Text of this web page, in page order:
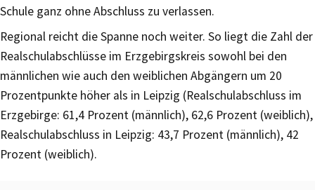
Schule ganz ohne Abschluss zu verlassen.
Regional reicht die Spanne noch weiter. So liegt die Zahl der
Realschulabschlüsse im Erzgebirgskreis sowohl bei den
männlichen wie auch den weiblichen Abgängern um 20
Prozentpunkte höher als in Leipzig (Realschulabschluss im
Erzgebirge: 61,4 Prozent (männlich), 62,6 Prozent (weiblich),
Realschulabschluss in Leipzig: 43,7 Prozent (männlich), 42
Prozent (weiblich).